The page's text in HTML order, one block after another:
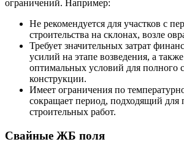
ограничений. Например:
Не рекомендуется для участков с
строительства на склонах, возле
Требует значительных затрат
усилий на этапе возведения, а
оптимальных условий для полного
конструкции.
Имеет ограничения по
сокращает период, подходящий для
строительных работ.
Свайные ЖБ поля